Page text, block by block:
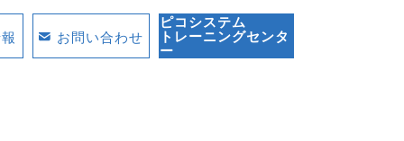
お問い合わせ
ピコシステム
トレーニングセンタ
ー